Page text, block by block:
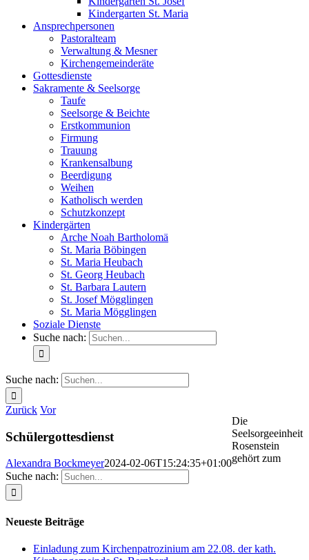
Kindergarten St. Maria
Ansprechpersonen
Pastoralteam
Verwaltung & Mesner
Kirchengemeinderäte
Gottesdienste
Sakramente & Seelsorge
Taufe
Seelsorge & Beichte
Erstkommunion
Firmung
Trauung
Krankensalbung
Beerdigung
Weihen
Katholisch werden
Schutzkonzept
Kindergärten
Arche Noah Bartholomä
St. Maria Böbingen
St. Maria Heubach
St. Georg Heubach
St. Barbara Lautern
St. Josef Mögglingen
St. Maria Mögglingen
Soziale Dienste
Suche nach:
Suche nach:
Zurück Vor
Schülergottesdienst
Alexandra Bockmeyer2024-02-06T15:24:35+01:00
Suche nach:
Neueste Beiträge
Einladung zum Kirchenpatrozinium am 22.08. der kath.
Die
Seelsorgeeinheit
Rosenstein
gehört zum